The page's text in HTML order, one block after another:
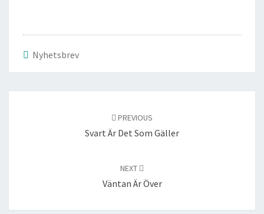
Nyhetsbrev
PREVIOUS
Svart Är Det Som Gäller
NEXT
Väntan Är Över